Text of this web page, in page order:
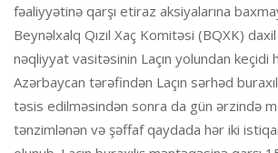
fəaliyyətinə qarşı etiraz aksiyalarına
Beynəlxalq Qızıl Xaç Komitəsi (BQXK)
nəqliyyat vasitəsinin Laçın yolundan keçidi
Azərbaycan tərəfindən Laçın sərhəd
təsis edilməsindən sonra da gün ərzində
tənzimlənən və şəffaf qaydada hər iki